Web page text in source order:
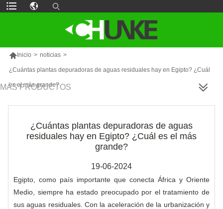
Inicio > noticias >
¿Cuántas plantas depuradoras de aguas residuales hay en Egipto? ¿Cuál
es el más grande?
MÁS PRODUCTOS
¿Cuántas plantas depuradoras de aguas
residuales hay en Egipto? ¿Cuál es el más
grande?
19-06-2024
Egipto, como país importante que conecta África y Oriente
Medio, siempre ha estado preocupado por el tratamiento de
sus aguas residuales. Con la aceleración de la urbanización y